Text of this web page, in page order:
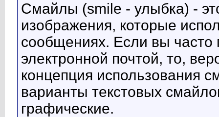
Смайлы (smile - улыбка) -
изображения, которые
сообщениях. Если вы часто
электронной почтой, то,
концепция использования
варианты текстовых
графические.